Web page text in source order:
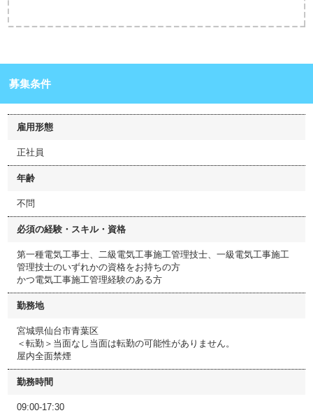
募集条件
雇用形態
正社員
年齢
不問
必須の経験・スキル・資格
第一種電気工事士、二級電気工事施工管理技士、一級電気工事施工
管理技士のいずれかの資格をお持ちの方
かつ電気工事施工管理経験のある方
勤務地
宮城県仙台市青葉区
＜転勤＞当面なし当面は転勤の可能性がありません。
屋内全面禁煙
勤務時間
09:00-17:30